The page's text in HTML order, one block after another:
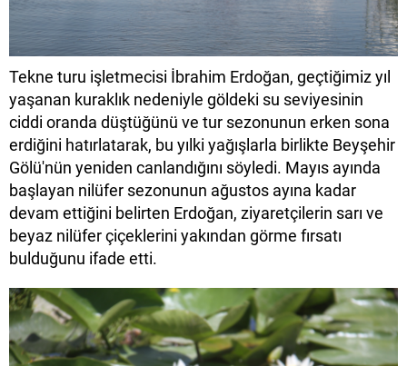
Tekne turu işletmecisi İbrahim Erdoğan, geçtiğimiz yıl
yaşanan kuraklık nedeniyle göldeki su seviyesinin
ciddi oranda düştüğünü ve tur sezonunun erken sona
erdiğini hatırlatarak, bu yılki yağışlarla birlikte Beyşehir
Gölü'nün yeniden canlandığını söyledi. Mayıs ayında
başlayan nilüfer sezonunun ağustos ayına kadar
devam ettiğini belirten Erdoğan, ziyaretçilerin sarı ve
beyaz nilüfer çiçeklerini yakından görme fırsatı
bulduğunu ifade etti.